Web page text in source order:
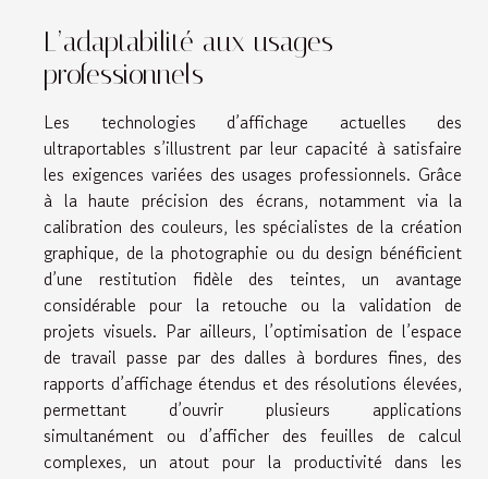
L’adaptabilité aux usages
professionnels
Les technologies d’affichage actuelles des
ultraportables s’illustrent par leur capacité à satisfaire
les exigences variées des usages professionnels. Grâce
à la haute précision des écrans, notamment via la
calibration des couleurs, les spécialistes de la création
graphique, de la photographie ou du design bénéficient
d’une restitution fidèle des teintes, un avantage
considérable pour la retouche ou la validation de
projets visuels. Par ailleurs, l’optimisation de l’espace
de travail passe par des dalles à bordures fines, des
rapports d’affichage étendus et des résolutions élevées,
permettant d’ouvrir plusieurs applications
simultanément ou d’afficher des feuilles de calcul
complexes, un atout pour la productivité dans les